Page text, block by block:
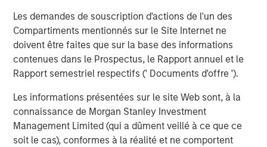
Les demandes de souscription d'actions de l'un des
Compartiments mentionnés sur le Site Internet ne
doivent être faites que sur la base des informations
contenues dans le Prospectus, le Rapport annuel et le
Rapport semestriel respectifs (' Documents d'offre ').
Les informations présentées sur le site Web sont, à la
connaissance de Morgan Stanley Investment
Management Limited (qui a dûment veillé à ce que ce
soit le cas), conformes à la réalité et ne comportent
West has been one of the most active providers of
commercial real estate debt since its founding in 2004.
Mesa West provides non-recourse first mortgage loans
for core, core-plus, value-add and transitional properties
throughout the United States. Mesa West’s lending
portfolio includes all major property types with loan sizes
ranging from $20 million up to $400 million. Since
inception, the firm has sourced and closed more than
400 transactions totaling over $26 billion.